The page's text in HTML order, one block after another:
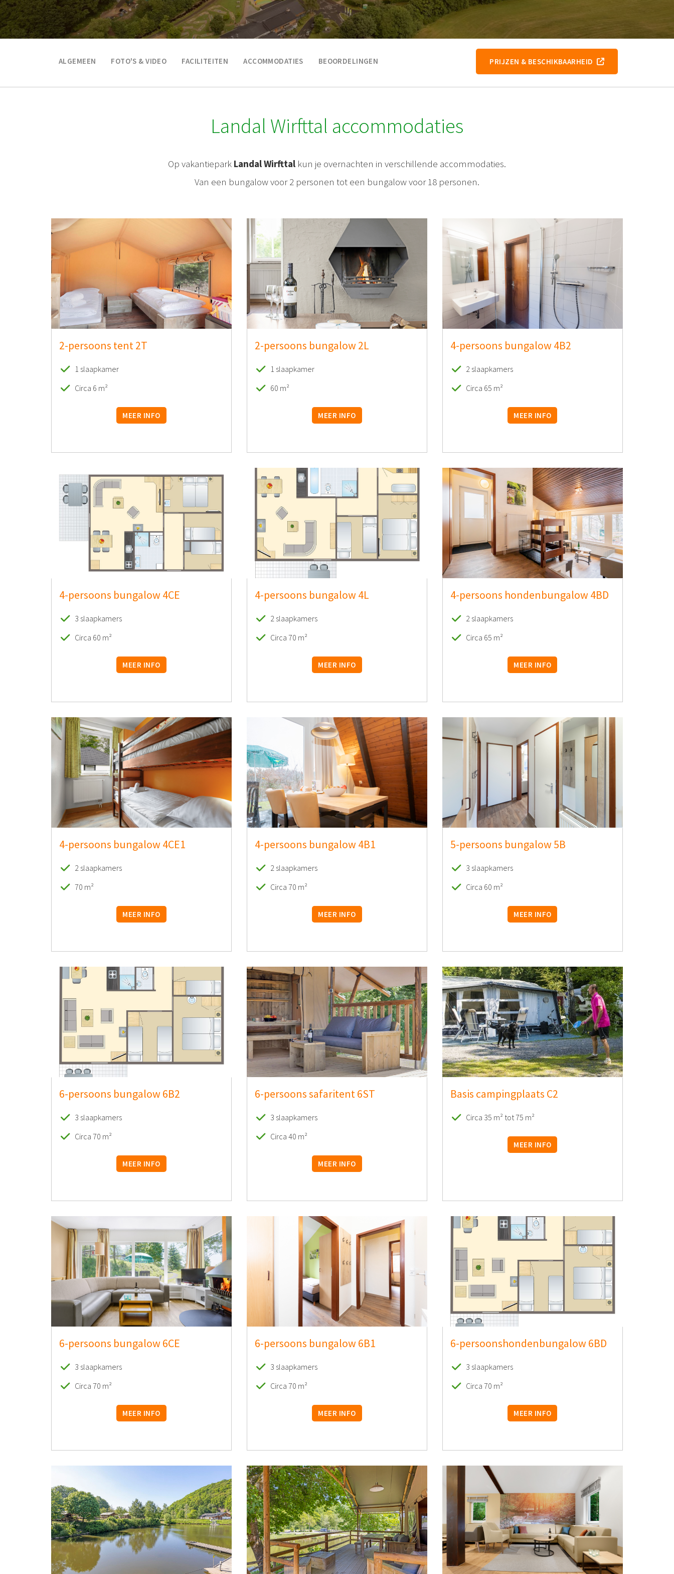
ALGEMEEN FOTO'S & VIDEO FACILITEITEN ACCOMMODATIES BEOORDELINGEN PRIJZEN & BESCHIKBAARHEID
Landal Wirfttal accommodaties
Op vakantiepark Landal Wirfttal kun je overnachten in verschillende accommodaties.
Van een bungalow voor 2 personen tot een bungalow voor 18 personen.
2-persoons tent 2T
1 slaapkamer
Circa 6 m²
MEER INFO
2-persoons bungalow 2L
1 slaapkamer
60 m²
MEER INFO
4-persoons bungalow 4B2
2 slaapkamers
Circa 65 m²
MEER INFO
4-persoons bungalow 4CE
3 slaapkamers
Circa 60 m²
MEER INFO
4-persoons bungalow 4L
2 slaapkamers
Circa 70 m²
MEER INFO
4-persoons hondenbungalow 4BD
2 slaapkamers
Circa 65 m²
MEER INFO
4-persoons bungalow 4CE1
2 slaapkamers
70 m²
MEER INFO
4-persoons bungalow 4B1
2 slaapkamers
Circa 70 m²
MEER INFO
5-persoons bungalow 5B
3 slaapkamers
Circa 60 m²
MEER INFO
6-persoons bungalow 6B2
3 slaapkamers
Circa 70 m²
MEER INFO
6-persoons safaritent 6ST
3 slaapkamers
Circa 40 m²
MEER INFO
Basis campingplaats C2
Circa 35 m² tot 75 m²
MEER INFO
6-persoons bungalow 6CE
3 slaapkamers
Circa 70 m²
MEER INFO
6-persoons bungalow 6B1
3 slaapkamers
Circa 70 m²
MEER INFO
6-persoonshondenbungalow 6BD
3 slaapkamers
Circa 70 m²
MEER INFO